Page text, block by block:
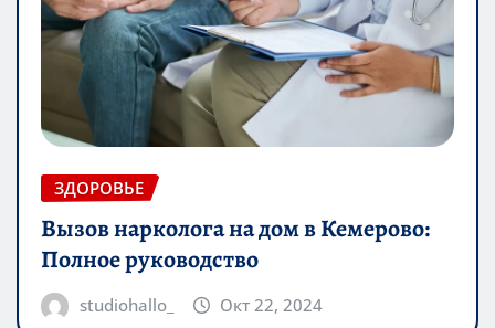
ЗДОРОВЬЕ
Вызов нарколога на дом в Кемерово:
Полное руководство
studiohallo_ Окт 22, 2024